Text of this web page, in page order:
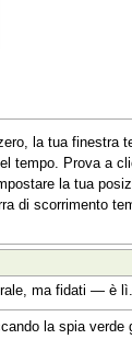
la tua finestra
tempo. Prova a
la tua
di scorrimento
ma fidati — è lì.
la spia verde